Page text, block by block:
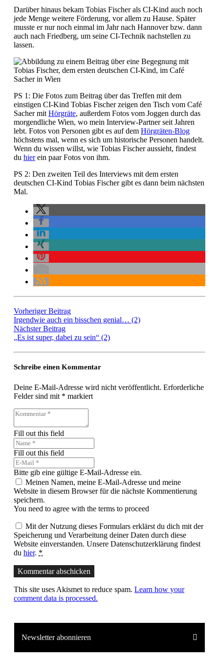
Darüber hinaus bekam Tobias Fischer als CI-Kind auch noch
jede Menge weitere Förderung, vor allem zu Hause. Später
musste er nur noch einmal im Jahr nach Hannover bzw. dann
auch nach Friedberg, um seine CI-Technik nachstellen zu
lassen.
PS 1: Die Fotos zum Beitrag über das Treffen mit dem
einstigen CI-Kind Tobias Fischer zeigen den Tisch vom Café
Sacher mit Hörgräte, außerdem Fotos vom Joggen durch das
morgendliche Wien, wo mein Interview-Partner seit Jahren
lebt. Fotos von Personen gibt es auf dem Hörgräten-Blog
höchstens mal, wenn es sich um historische Personen handelt.
Wenn du wissen willst, wie Tobias Fischer aussieht, findest
du hierein paar Fotos von ihm.
PS 2: Den zweiten Teil des Interviews mit dem ersten
deutschen CI-Kind Tobias Fischer gibt es dann beim nächsten
Mal.
Vorheriger Beitrag
Irgendwie auch ein bisschen genial… (2)
Nächster Beitrag
„Es ist super, dabei zu sein“ (2)
Schreibe einen Kommentar
Deine E-Mail-Adresse wird nicht veröffentlicht. Erforderliche
Felder sind mit * markiert
Fill out this field
Fill out this field
Bitte gib eine gültige E-Mail-Adresse ein.
Meinen Namen, meine E-Mail-Adresse und meine
Website in diesem Browser für die nächste Kommentierung
speichern.
You need to agree with the terms to proceed
Mit der Nutzung dieses Formulars erklärst du dich mit der
Speicherung und Verarbeitung deiner Daten durch diese
Website einverstanden. Unsere Datenschutzerklärung findest
du hier. *
Kommentar abschicken
This site uses Akismet to reduce spam. Learn how your
comment data is processed.
Newsletter abonnieren